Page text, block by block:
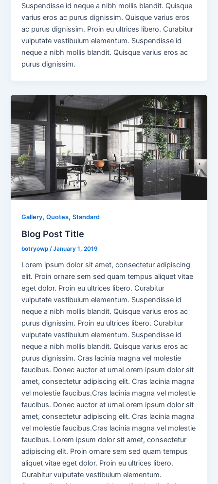
Suspendisse id neque a nibh mollis blandit. Quisque
varius eros ac purus dignissim. Quisque varius eros
ac purus dignissim. Proin eu ultrices libero. Curabitur
vulputate vestibulum elementum. Suspendisse id
neque a nibh mollis blandit. Quisque varius eros ac
purus dignissim.
Gallery,Quotes,Standard
Blog Post Title
botryowp /January 1, 2019
Lorem ipsum dolor sit amet, consectetur adipiscing
elit. Proin ornare sem sed quam tempus aliquet vitae
eget dolor. Proin eu ultrices libero. Curabitur
vulputate vestibulum elementum. Suspendisse id
neque a nibh mollis blandit. Quisque varius eros ac
purus dignissim. Proin eu ultrices libero. Curabitur
vulputate vestibulum elementum. Suspendisse id
neque a nibh mollis blandit. Quisque varius eros ac
purus dignissim. Cras lacinia magna vel molestie
faucibus. Donec auctor et urnaLorem ipsum dolor sit
amet, consectetur adipiscing elit. Cras lacinia magna
vel molestie faucibus.Cras lacinia magna vel molestie
faucibus. Donec auctor et urnaLorem ipsum dolor sit
amet, consectetur adipiscing elit. Cras lacinia magna
vel molestie faucibus.Cras lacinia magna vel molestie
faucibus. Lorem ipsum dolor sit amet, consectetur
adipiscing elit. Proin ornare sem sed quam tempus
aliquet vitae eget dolor. Proin eu ultrices libero.
Curabitur vulputate vestibulum elementum.